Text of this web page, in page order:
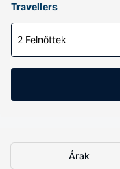
Travellers
2 Felnőttek
Árak